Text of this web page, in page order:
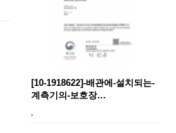
[10-1918622]-배관에-설치되는-
계측기의-보호장…